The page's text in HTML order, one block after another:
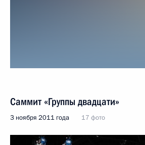
Саммит «Группы двадцати»
3 ноября 2011 года 17 фото